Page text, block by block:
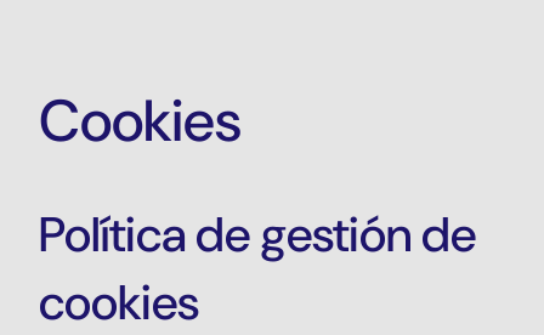
Cookies
Política de gestión de
cookies